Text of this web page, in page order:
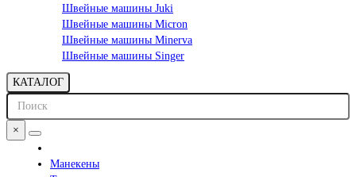
Швейные машины Juki
Швейные машины Micron
Швейные машины Minerva
Швейные машины Singer
КАТАЛОГ
×
Манекены